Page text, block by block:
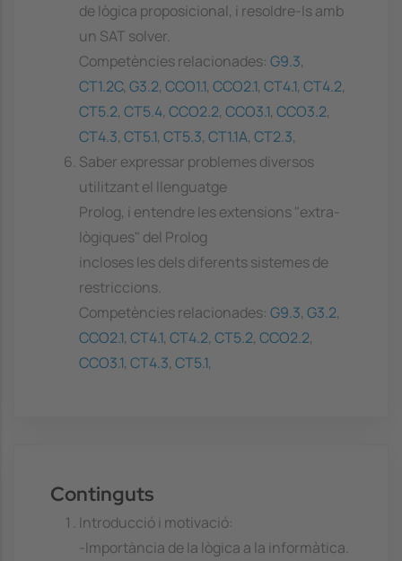
de lògica proposicional, i resoldre-ls amb
un SAT solver.
Competències relacionades: G9.3,
CT1.2C, G3.2, CCO1.1, CCO2.1, CT4.1, CT4.2,
CT5.2, CT5.4, CCO2.2, CCO3.1, CCO3.2,
CT4.3, CT5.1, CT5.3, CT1.1A, CT2.3,
Saber expressar problemes diversos
utilitzant el llenguatge
Prolog, i entendre les extensions "extra-
lògiques" del Prolog
incloses les dels diferents sistemes de
restriccions.
Competències relacionades: G9.3, G3.2,
CCO2.1, CT4.1, CT4.2, CT5.2, CCO2.2,
CCO3.1, CT4.3, CT5.1,
Continguts
Introducció i motivació:
-Importància de la lògica a la informàtica.